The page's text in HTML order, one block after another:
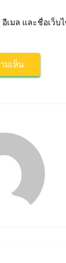
เมล และชื่อเว็บ